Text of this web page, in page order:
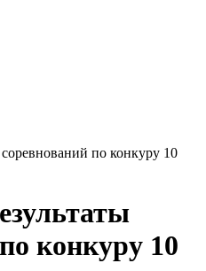
по конкуру 10
конкуру 10